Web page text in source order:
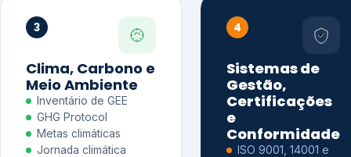
3
Clima, Carbono e
Meio Ambiente
Inventário de GEE
GHG Protocol
Metas climáticas
Jornada climática
4
Sistemas de
Gestão,
Certificações
e
Conformidade
ISO 9001, 14001 e